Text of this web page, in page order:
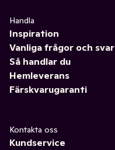
Handla
Inspiration
Vanliga frågor och svar
Så handlar du
Hemleverans
Färskvarugaranti
Kontakta oss
Kundservice